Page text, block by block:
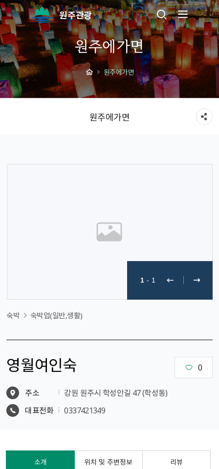
원주관광
원주에가면
원주에가면
원주에가면
1 - 1
숙박 숙박업(일반,생활)
영월여인숙 0
주소
강원 원주시 학성안길 47 (학성동)
대표전화
0337421349
소개 위치 및 주변정보 리뷰